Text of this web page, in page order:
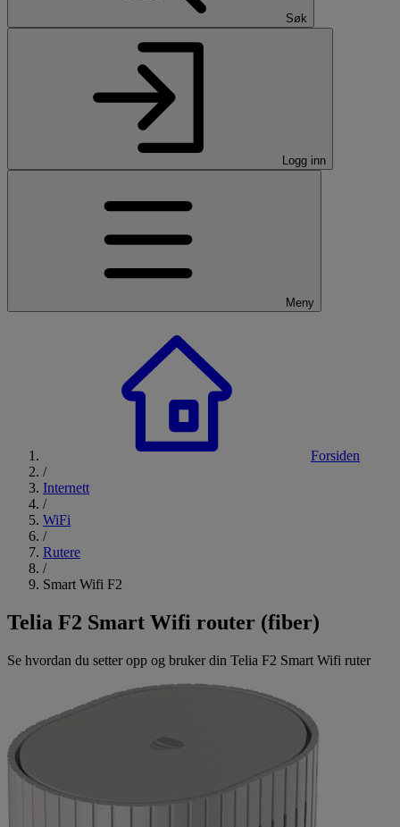
Søk
Logg inn
Meny
Forsiden
/
Internett
/
WiFi
/
Rutere
/
Smart Wifi F2
Telia F2 Smart Wifi router (fiber)
Se hvordan du setter opp og bruker din Telia F2 Smart Wifi ruter